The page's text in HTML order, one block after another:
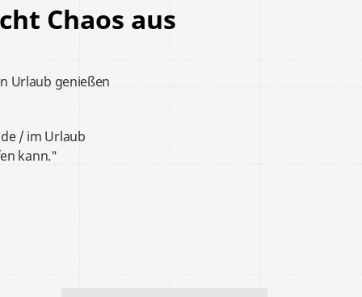
Chaos aus
Urlaub genießen
/ im Urlaub
kann."